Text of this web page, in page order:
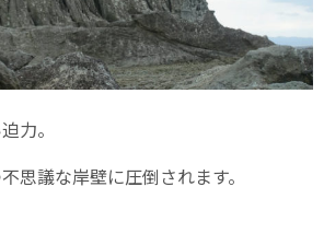
力。
思議な岸壁に圧倒されます。